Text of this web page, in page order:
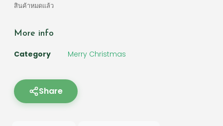
สินค้าหมดแล้ว
More info
Category Merry Christmas
Share